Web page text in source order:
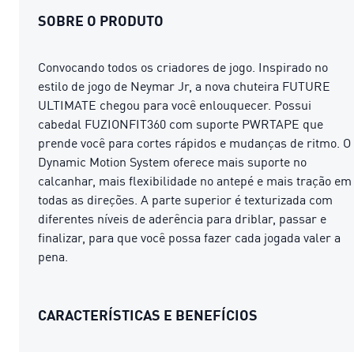
SOBRE O PRODUTO
Convocando todos os criadores de jogo. Inspirado no
estilo de jogo de Neymar Jr, a nova chuteira FUTURE
ULTIMATE chegou para você enlouquecer. Possui
cabedal FUZIONFIT360 com suporte PWRTAPE que
prende você para cortes rápidos e mudanças de ritmo. O
Dynamic Motion System oferece mais suporte no
calcanhar, mais flexibilidade no antepé e mais tração em
todas as direções. A parte superior é texturizada com
diferentes níveis de aderência para driblar, passar e
finalizar, para que você possa fazer cada jogada valer a
pena.
CARACTERÍSTICAS E BENEFÍCIOS